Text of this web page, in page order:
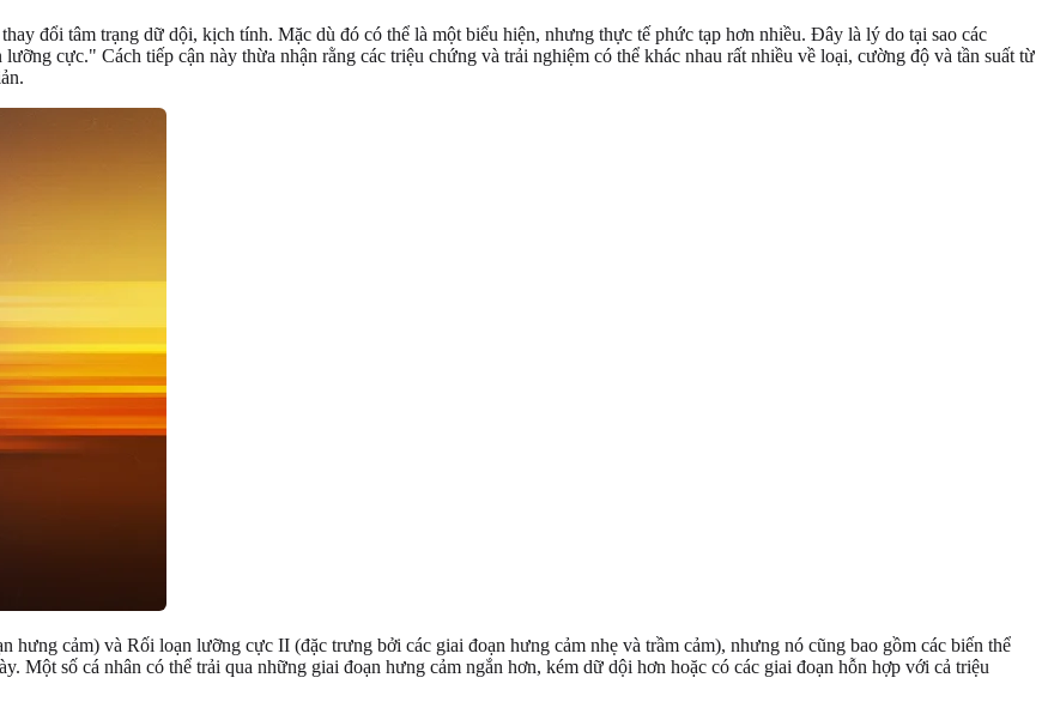
đổi tâm trạng dữ dội, kịch tính. Mặc dù đó có thể là một biểu hiện, nhưng thực tế phức tạp hơn nhiều. Đây là lý do tại sao các
cực." Cách tiếp cận này thừa nhận rằng các triệu chứng và trải nghiệm có thể khác nhau rất nhiều về loại, cường độ và tần suất từ
cảm) và Rối loạn lưỡng cực II (đặc trưng bởi các giai đoạn hưng cảm nhẹ và trầm cảm), nhưng nó cũng bao gồm các biến thể
Một số cá nhân có thể trải qua những giai đoạn hưng cảm ngắn hơn, kém dữ dội hơn hoặc có các giai đoạn hỗn hợp với cả triệu